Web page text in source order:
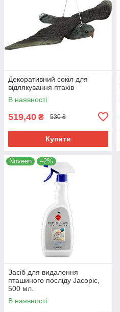
Декоративний сокіл для
відлякування птахів
В наявності
519,40 ₴ 530 ₴
Купити
Noveen –2%
Засіб для видалення
пташиного посліду Jacopic,
500 мл.
В наявності